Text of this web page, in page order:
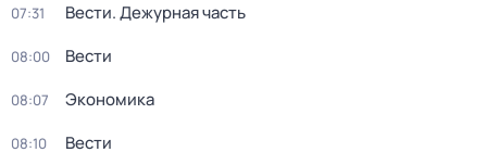
07:31 Вести. Дежурная часть
08:00 Вести
08:07 Экономика
08:10 Вести